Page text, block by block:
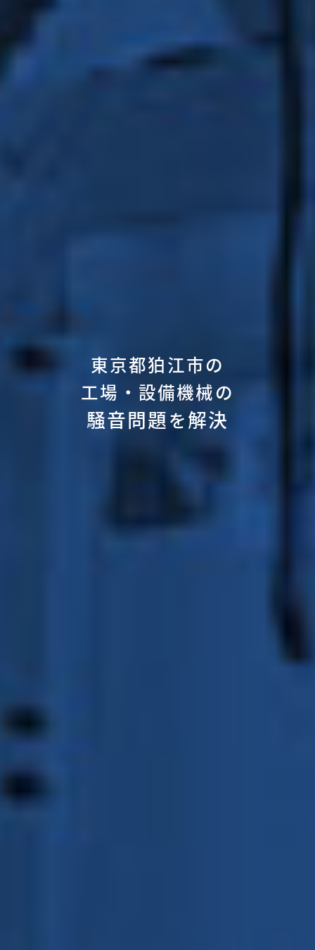
東京都狛江市の
工場・設備機械の
騒音問題を解決